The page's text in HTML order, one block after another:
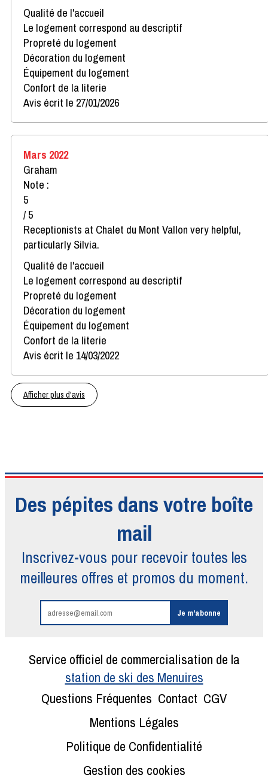
Qualité de l'accueil
Le logement correspond au descriptif
Propreté du logement
Décoration du logement
Équipement du logement
Confort de la literie
Avis écrit le 27/01/2026
Mars 2022
Graham
Note :
5
/ 5
Receptionists at Chalet du Mont Vallon very helpful,
particularly Silvia.
Qualité de l'accueil
Le logement correspond au descriptif
Propreté du logement
Décoration du logement
Équipement du logement
Confort de la literie
Avis écrit le 14/03/2022
Afficher plus d'avis
Des pépites dans votre boîte
mail
Inscrivez-vous pour recevoir toutes les
meilleures offres et promos du moment.
Service officiel de commercialisation de la
station de ski des Menuires
Questions Fréquentes Contact CGV
Mentions Légales
Politique de Confidentialité
Gestion des cookies